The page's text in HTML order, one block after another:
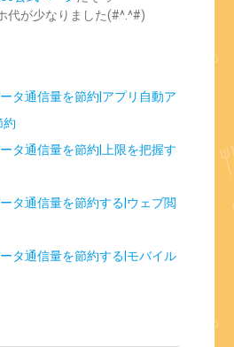
代が少なりました(#^.^#)
タ通信量を節約|アプリ自動ア
約
タ通信量を節約|上限を把握す
タ通信量を節約する|ウェブ閲
タ通信量を節約する|モバイル